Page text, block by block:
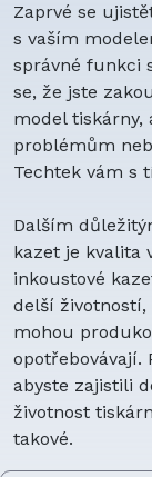
Zaprvé se
s vaším
správné funkci
se, že jste
model tiskárny,
problémům
Techtek vám s
Dalším
kazet je kvalita
inkoustové
delší
mohou
opotřebovávají.
abyste zajistili
životnost
takové.